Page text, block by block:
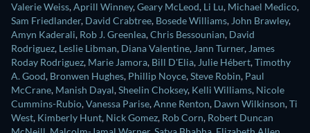
Valerie Weiss,Aprill Winney,Geary McLeod, Li Lu, Michael Medico,
Sam Friedlander, David Crabtree, Bosede Williams, John Brawley,
Amyn Kaderali, Rob J. Greenlea,Chris Bessounian, David
Rodriguez, Leslie Libman, Diana Valentine, Jann Turner, James
Roday Rodriguez, Marie Jamora, Bill D'Elia, Julie Hébert,Timothy
A. Good, Bronwen Hughes, Phillip Noyce,Steve Robin, Paul
McCrane, Manish Dayal,Sheelin Choksey, Kelli Williams, Nicole
Cummins-Rubio,Vanessa Parise,Anne Renton, Dawn Wilkinson,Ti
West, Kimberly Hunt, Nick Gomez, Rob Corn, Robert Duncan